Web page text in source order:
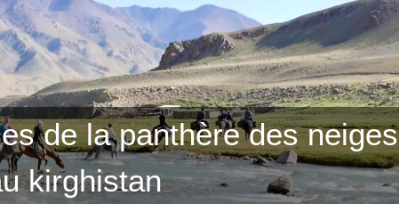
de la panthère des neiges
kirghistan